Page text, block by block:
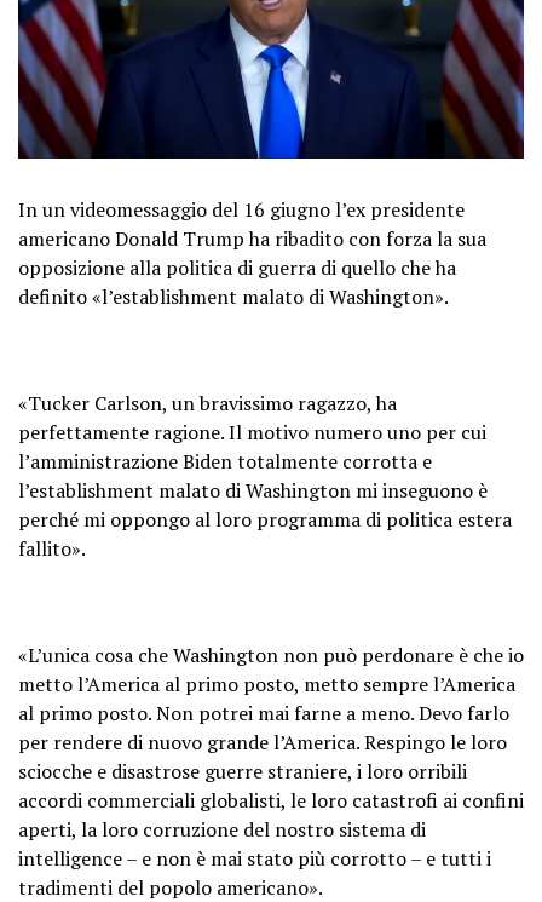
In un videomessaggio del 16 giugno l’ex presidente
americano Donald Trump ha ribadito con forza la sua
opposizione alla politica di guerra di quello che ha
definito «l’establishment malato di Washington».
«Tucker Carlson, un bravissimo ragazzo, ha
perfettamente ragione. Il motivo numero uno per cui
l’amministrazione Biden totalmente corrotta e
l’establishment malato di Washington mi inseguono è
perché mi oppongo al loro programma di politica estera
fallito».
«L’unica cosa che Washington non può perdonare è che io
metto l’America al primo posto, metto sempre l’America
al primo posto. Non potrei mai farne a meno. Devo farlo
per rendere di nuovo grande l’America. Respingo le loro
sciocche e disastrose guerre straniere, i loro orribili
accordi commerciali globalisti, le loro catastrofi ai confini
aperti, la loro corruzione del nostro sistema di
intelligence – e non è mai stato più corrotto – e tutti i
tradimenti del popolo americano».